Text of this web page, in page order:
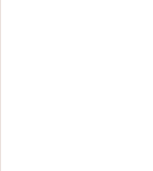
Colgate Total
pomaga w 8